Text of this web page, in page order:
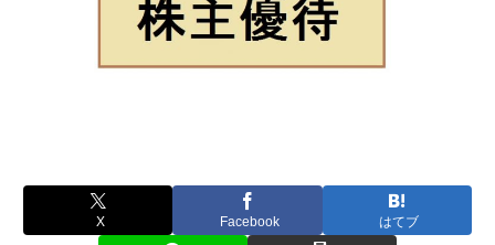
X Facebook はてブ